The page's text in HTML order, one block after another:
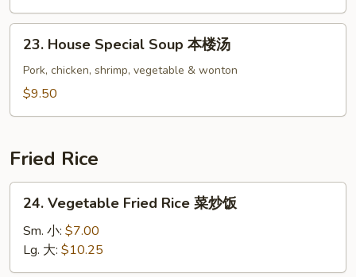
素
菜
House
Special
Soup
23. House Special Soup 本楼汤
Pork, chicken, shrimp, vegetable & wonton
$9.50
Fried Rice
Vegetable
Fried
Rice
菜
24. Vegetable Fried Rice 菜炒饭
Sm. 小: $7.00
Lg. 大: $10.25